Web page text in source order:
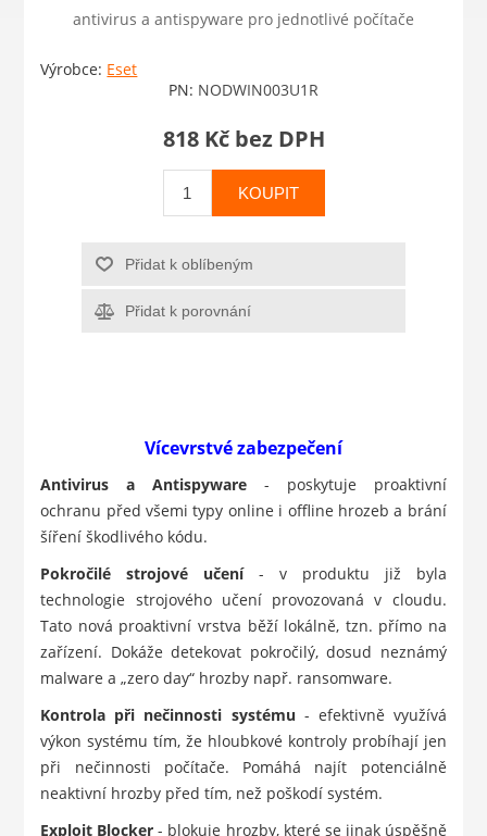
antivirus a antispyware pro jednotlivé počítače
Výrobce: Eset
PN: NODWIN003U1R
818 Kč bez DPH
KOUPIT
Přidat k oblíbeným
Přidat k porovnání
Vícevrstvé zabezpečení
Antivirus a Antispyware - poskytuje proaktivní
ochranu před všemi typy online i offline hrozeb a brání
šíření škodlivého kódu.
Pokročilé strojové učení- v produktu již byla
technologie strojového učení provozovaná v cloudu.
Tato nová proaktivní vrstva běží lokálně, tzn. přímo na
zařízení. Dokáže detekovat pokročilý, dosud neznámý
malware a „zero day“ hrozby např. ransomware.
Kontrola při nečinnosti systému - efektivně využívá
výkon systému tím, že hloubkové kontroly probíhají jen
při nečinnosti počítače. Pomáhá najít potenciálně
neaktivní hrozby před tím, než poškodí systém.
Exploit Blocker - blokuje hrozby, které se jinak úspěšně